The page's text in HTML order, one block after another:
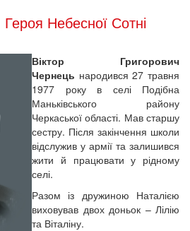
Небесної Сотні
Віктор Григорович
Чернець народився 27 травня
1977 року в селі Подібна
Маньківського району
Черкаської області. Мав старшу
сестру. Після закінчення школи
відслужив у армії та залишився
жити й працювати у рідному
селі.
Разом із дружиною Наталією
виховував двох доньок – Лілію
та Віталіну.